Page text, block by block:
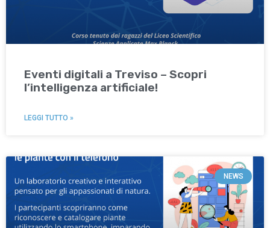
Eventi digitali a Treviso – Scopri
l’intelligenza artificiale!
LEGGI TUTTO »
NEWS